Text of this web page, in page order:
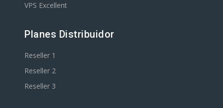
VPS Excellent
Planes Distribuidor
Reseller 1
Reseller 2
Reseller 3